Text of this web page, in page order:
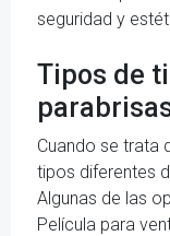
seguridad y
Tipos de
Cuando se trata
tipos diferentes
Algunas de las
Película para